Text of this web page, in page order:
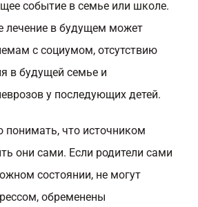
событие в семье или школе.
лечение в будущем может
с социумом, отсутствию
в будущей семье и
у последующих детей.
понимать, что источником
они сами. Если родители сами
состоянии, не могут
обременены